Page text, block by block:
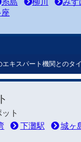
キスパート機関とのタ
ト
下灘駅 城ヶ